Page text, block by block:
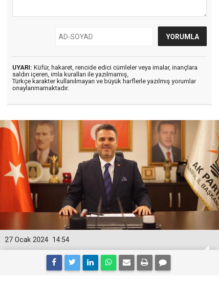
UYARI: Küfür, hakaret, rencide edici cümleler veya imalar, inançlara
saldırı içeren, imla kuralları ile yazılmamış,
Türkçe karakter kullanılmayan ve büyük harflerle yazılmış yorumlar
onaylanmamaktadır.
14:54
27 Ocak 2024